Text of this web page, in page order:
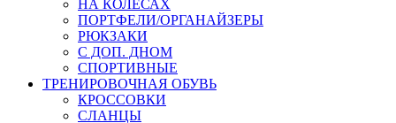
НА КОЛЕСАХ
ПОРТФЕЛИ/ОРГАНАЙЗЕРЫ
РЮКЗАКИ
С ДОП. ДНОМ
СПОРТИВНЫЕ
ТРЕНИРОВОЧНАЯ ОБУВЬ
КРОССОВКИ
СЛАНЦЫ